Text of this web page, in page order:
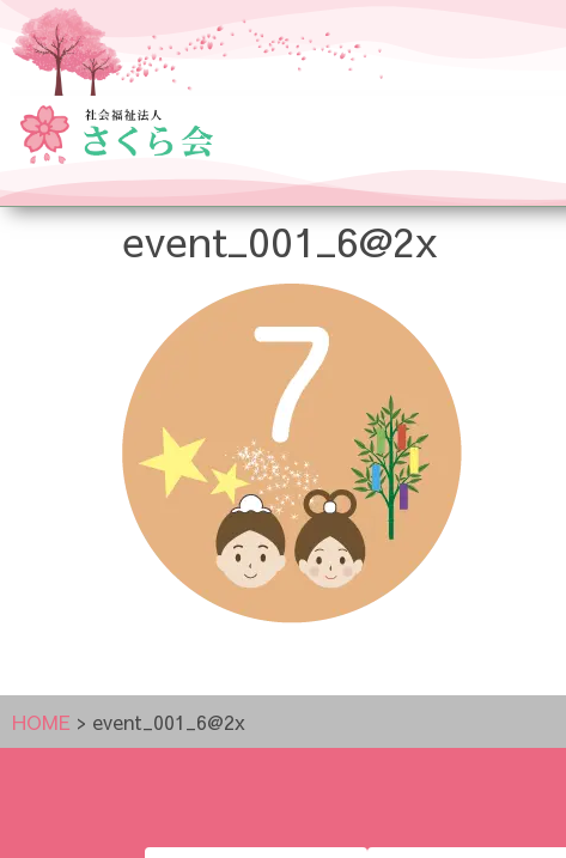
event_001_6@2x
HOME > event_001_6@2x